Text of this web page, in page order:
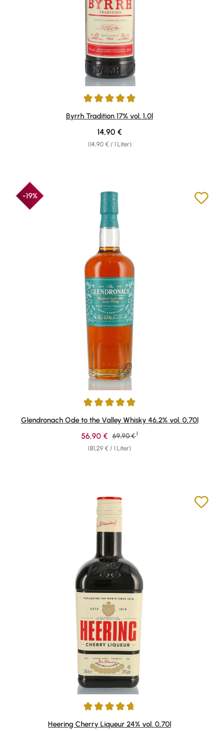
Durchschnittliche Bewertung von 5 von 5 Sternen
Byrrh Tradition 17% vol. 1,0l
(14,90 € / 1 Liter)
Regulärer Preis:
14,90 €
-19%
Durchschnittliche Bewertung von 5 von 5 Sternen
Glendronach Ode to the Valley Whisky 46,2% vol. 0,70l
(81,29 € / 1 Liter)
Verkaufspreis:
56,90 € Regulärer Preis:
69,90 € 1
Durchschnittliche Bewertung von 4.82 von 5 Sternen
Heering Cherry Liqueur 24% vol. 0,70l